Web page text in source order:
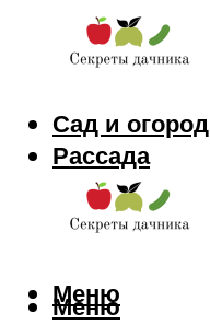
Сад и огород
Рассада
Цветы
Заготовки
Меню
Меню